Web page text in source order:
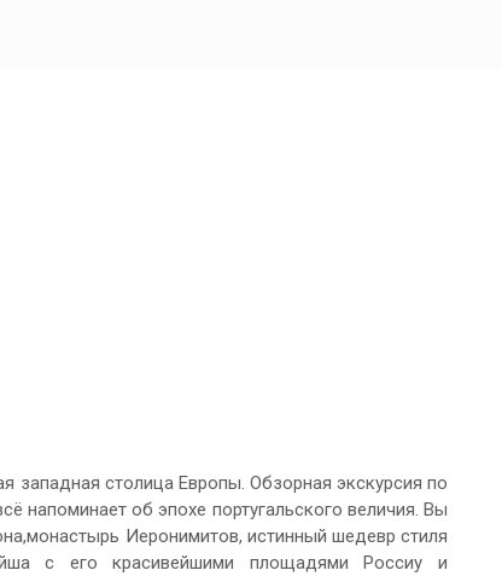
западная столица Европы. Обзорная экскурсия по
напоминает об эпохе португальского величия. Вы
Иеронимитов, истинный шедевр стиля
с его красивейшими площадями Россиу и